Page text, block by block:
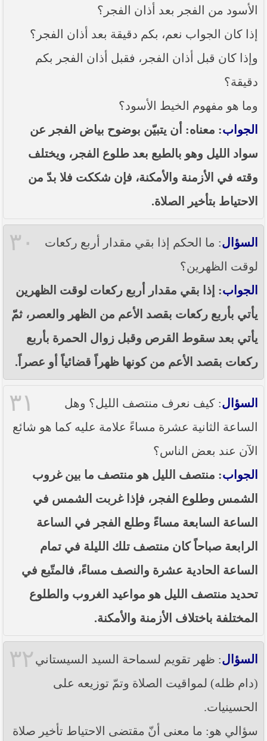
الأسود من الفجر بعد أذان الفجر؟
إذا كان الجواب نعم، بكم دقيقة بعد أذان الفجر؟
وإذا كان قبل أذان الفجر، فقبل أذان الفجر بكم
دقيقة؟
وما هو مفهوم الخيط الأسود؟
الجواب: معناه: أن يتبيّن بوضوح بياض الفجر عن
سواد الليل وهو بالطبع بعد طلوع الفجر، ويختلف
وقته في الأزمنة والأمكنة، فإن شككت فلا بدّ من
الاحتياط بتأخير الصلاة.
٣٠ السؤال: ما الحكم إذا بقي مقدار أربع ركعات
لوقت الظهرين؟
الجواب: إذا بقي مقدار أربع ركعات لوقت الظهرين
يأتي بأربع ركعات بقصد الأعم من الظهر والعصر، ثمّ
يأتي بعد سقوط القرص وقبل زوال الحمرة بأربع
ركعات بقصد الأعم من كونها ظهراً قضائياً أو عصراً.
٣١ السؤال: كيف نعرف منتصف الليل؟ وهل
الساعة الثانية عشرة مساءً علامة عليه كما هو شائع
الآن عند بعض الناس؟
الجواب: منتصف الليل هو منتصف ما بين غروب
الشمس وطلوع الفجر، فإذا غربت الشمس في
الساعة السابعة مساءً وطلع الفجر في الساعة
الرابعة صباحاً كان منتصف تلك الليلة في تمام
الساعة الحادية عشرة والنصف مساءً، فالمتّبع في
تحديد منتصف الليل هو مواعيد الغروب والطلوع
المختلفة باختلاف الأزمنة والأمكنة.
٣٢ السؤال: ظهر تقويم لسماحة السيد السيستاني
(دام ظله) لمواقيت الصلاة وتمّ توزيعه على
الحسينيات.
سؤالي هو: ما معنى أنّ مقتضى الاحتياط تأخير صلاة